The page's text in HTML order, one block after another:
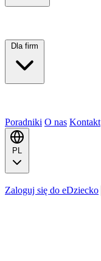
Dla firm
Poradniki O nas Kontakt
PL
Zaloguj się do eDziecko